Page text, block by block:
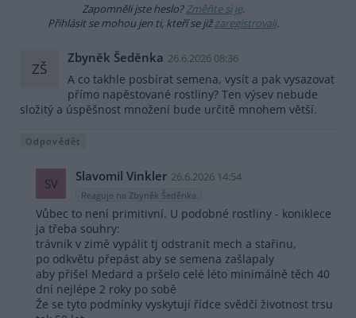
Zapomněli jste heslo?Změňte si je.
Přihlásit se mohou jen ti, kteří se jižzaregistrovali.
ZŠ
Zbyněk Šeděnka 26.6.2026 08:36
A co takhle posbírat semena, vysít a pak vysazovat
přímo napěstované rostliny? Ten výsev nebude
složitý a úspěšnost množení bude určitě mnohem větší.
Odpovědět
SV Slavomil Vinkler 26.6.2026 14:54
Reaguje na Zbyněk Šeděnka
Vůbec to není primitivní. U podobné rostliny - koniklece
ja třeba souhry:
trávník v zimě vypálit tj odstranit mech a stařinu,
po odkvětu přepást aby se semena zašlapaly
aby přišel Medard a pršelo celé léto minimálně těch 40
dní nejlépe 2 roky po sobě
Že se tyto podmínky vyskytují řídce svědčí životnost trsu